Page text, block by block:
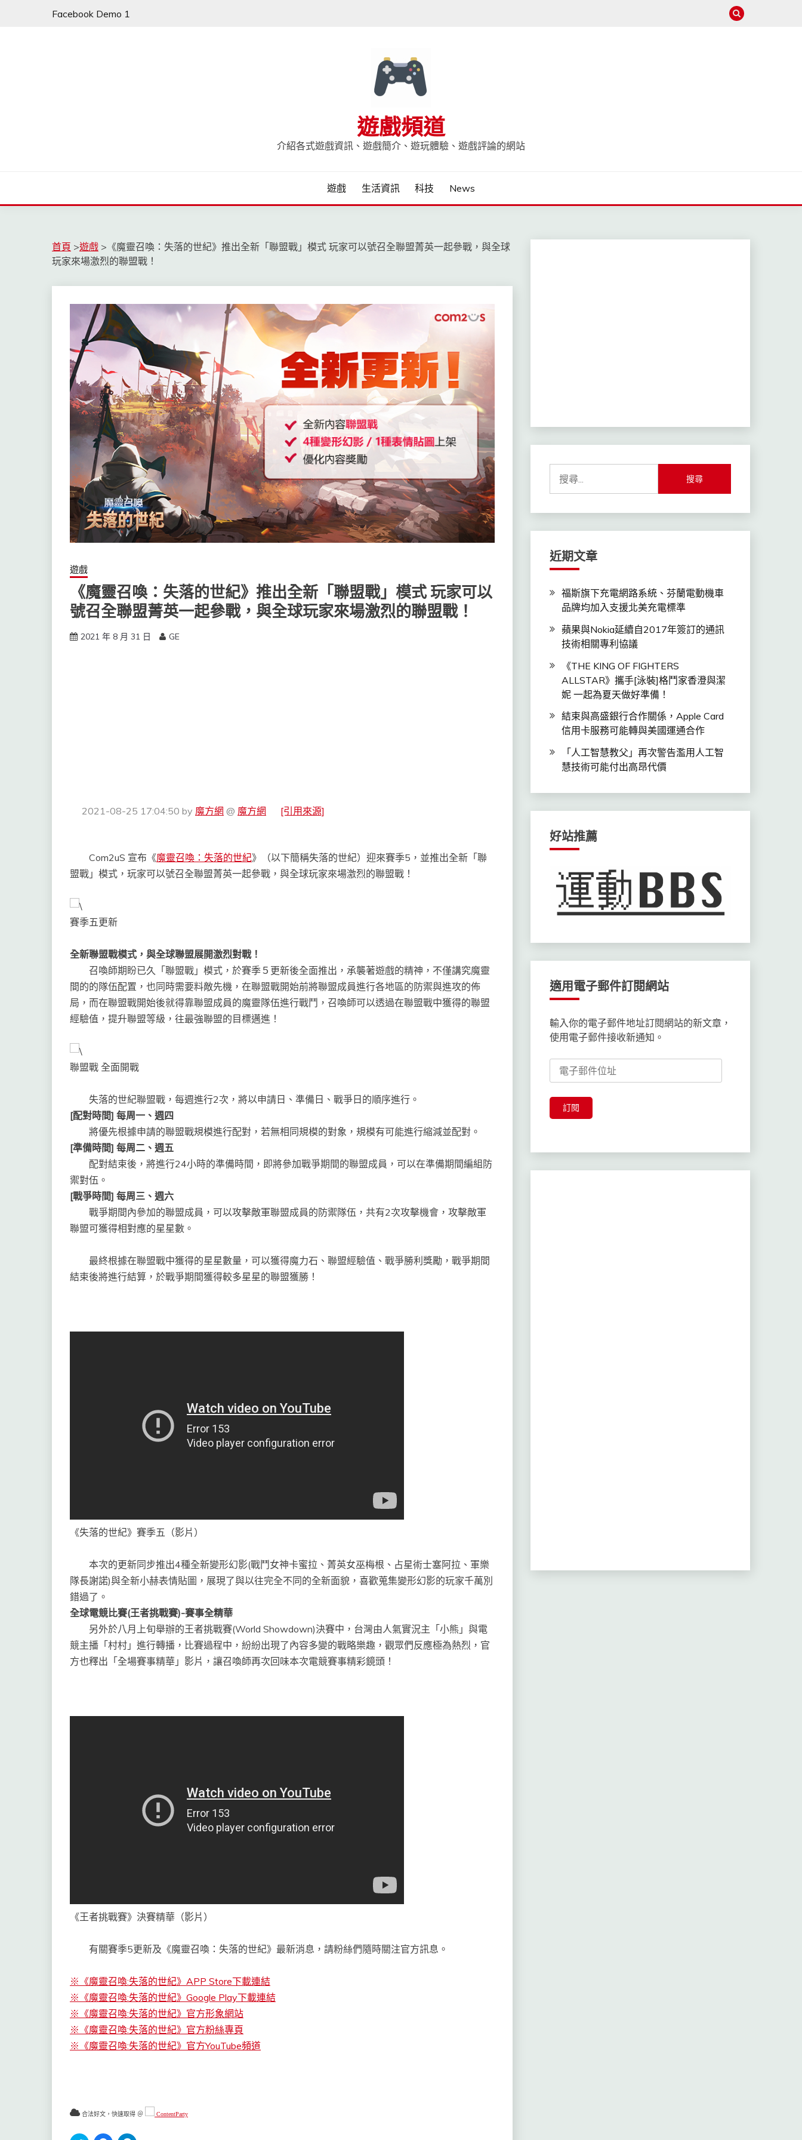
Facebook Demo 1
遊戲頻道
介紹各式遊戲資訊、遊戲簡介、遊玩體驗、遊戲評論的網站
遊戲 生活資訊 科技 News
首頁 >遊戲 > 《魔靈召喚：失落的世紀》推出全新「聯盟戰」模式 玩家可以號召全聯盟菁英一起參戰，與全球
玩家來場激烈的聯盟戰！
遊戲
《魔靈召喚：失落的世紀》推出全新「聯盟戰」模式 玩家可以
號召全聯盟菁英一起參戰，與全球玩家來場激烈的聯盟戰！
2021 年 8 月 31 日 GE
2021-08-25 17:04:50 by 魔方網 @ 魔方網 [引用來源]
Com2uS 宣布《魔靈召喚：失落的世紀》（以下簡稱失落的世紀）迎來賽季5，並推出全新「聯
盟戰」模式，玩家可以號召全聯盟菁英一起參戰，與全球玩家來場激烈的聯盟戰！
賽季五更新
全新聯盟戰模式，與全球聯盟展開激烈對戰！
召喚師期盼已久「聯盟戰」模式，於賽季５更新後全面推出，承襲著遊戲的精神，不僅講究魔靈
間的的隊伍配置，也同時需要料敵先機，在聯盟戰開始前將聯盟成員進行各地區的防禦與進攻的佈
局，而在聯盟戰開始後就得靠聯盟成員的魔靈隊伍進行戰鬥，召喚師可以透過在聯盟戰中獲得的聯盟
經驗值，提升聯盟等級，往最強聯盟的目標邁進！
聯盟戰 全面開戰
失落的世紀聯盟戰，每週進行2次，將以申請日、準備日、戰爭日的順序進行。
[配對時間] 每周一、週四
將優先根據申請的聯盟戰規模進行配對，若無相同規模的對象，規模有可能進行縮減並配對。
[準備時間] 每周二、週五
配對結束後，將進行24小時的準備時間，即將參加戰爭期間的聯盟成員，可以在準備期間編組防
禦對伍。
[戰爭時間] 每周三、週六
戰爭期間內參加的聯盟成員，可以攻擊敵軍聯盟成員的防禦隊伍，共有2次攻擊機會，攻擊敵軍
聯盟可獲得相對應的星星數。
最終根據在聯盟戰中獲得的星星數量，可以獲得魔力石、聯盟經驗值、戰爭勝利獎勵，戰爭期間
結束後將進行結算，於戰爭期間獲得較多星星的聯盟獲勝！
《失落的世紀》賽季五（影片）
本次的更新同步推出4種全新變形幻影(戰鬥女神卡蜜拉、菁英女巫梅根、占星術士塞阿拉、軍樂
隊長謝諾)與全新小赫表情貼圖，展現了與以往完全不同的全新面貌，喜歡蒐集變形幻影的玩家千萬別
錯過了。
全球電競比賽(王者挑戰賽)-賽事全精華
另外於八月上旬舉辦的王者挑戰賽(World Showdown)決賽中，台灣由人氣實況主「小熊」與電
競主播「村村」進行轉播，比賽過程中，紛紛出現了內容多變的戰略樂趣，觀眾們反應極為熱烈，官
方也釋出「全場賽事精華」影片，讓召喚師再次回味本次電競賽事精彩鏡頭！
《王者挑戰賽》決賽精華（影片）
有關賽季5更新及《魔靈召喚：失落的世紀》最新消息，請粉絲們隨時關注官方訊息。
※《魔靈召喚:失落的世紀》APP Store下載連結
※《魔靈召喚:失落的世紀》Google Play下載連結
※《魔靈召喚:失落的世紀》官方形象網站
※《魔靈召喚:失落的世紀》官方粉絲專頁
※《魔靈召喚:失落的世紀》官方YouTube頻道
合法好文，快速取得 ＠ ContentParty
鍵
字:
近期文章
福斯旗下充電網路系統、芬蘭電動機車
品牌均加入支援北美充電標準
蘋果與Nokia延續自2017年簽訂的通訊
技術相關專利協議
《THE KING OF FIGHTERS
ALLSTAR》攜手[泳裝]格鬥家香澄與潔
妮 一起為夏天做好準備！
結束與高盛銀行合作關係，Apple Card
信用卡服務可能轉與美國運通合作
「人工智慧教父」再次警告濫用人工智
慧技術可能付出高昂代價
好站推薦
適用電子郵件訂閱網站
輸入你的電子郵件地址訂閱網站的新文章，
使用電子郵件接收新通知。
子
郵
位
訂閱